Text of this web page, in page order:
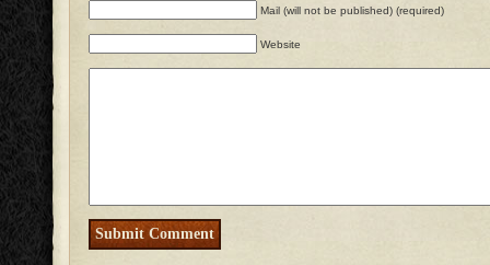
Mail (will not be published) (required)
Website